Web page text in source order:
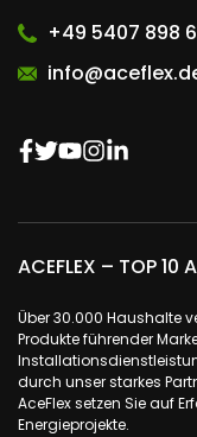
+49 5407 898
ACEFLEX – TOP 10
Über 30.000 Haushalte
Produkte führender
durch unser starkes
AceFlex setzen Sie auf
Energieprojekte.